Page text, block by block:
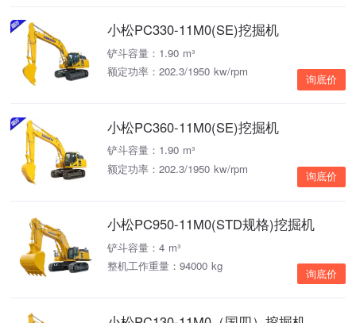
小松PC330-11M0(SE)挖掘机
铲斗容量：1.90 m³
额定功率：202.3/1950 kw/rpm
询底价
小松PC360-11M0(SE)挖掘机
铲斗容量：1.90 m³
额定功率：202.3/1950 kw/rpm
询底价
小松PC950-11M0(STD规格)挖掘机
铲斗容量：4 m³
整机工作重量：94000 kg
询底价